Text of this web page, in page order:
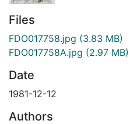
Files
FDO017758.jpg (3.83 MB)
FDO017758A.jpg (2.97 MB)
Date
1981-12-12
Authors